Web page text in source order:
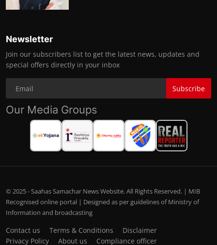
Newsletter
Join our subscribers list to get the latest news, updates and
special offers directly in your inbox
Subscribe
Our Media Groups
© 2025 - Saahas Samachar News Website. All Rights Reserved. | MIB
Recognised online portal | Designed as per guidelines of Ministry of
Information and broadcasting
Contact us Terms & Conditions
Disclaimer
Privacy Policy
About us Compliance officer